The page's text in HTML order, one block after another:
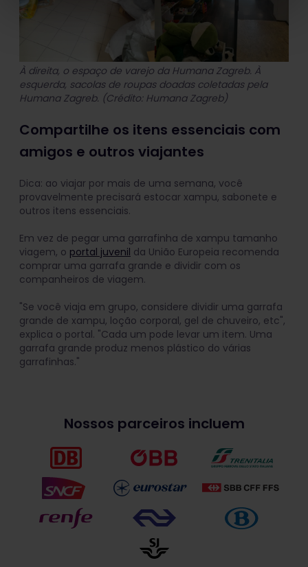
À direita, o espaço de varejo da Humana Zagreb. À
esquerda, sacolas de roupas doadas coletadas pela
Humana Zagreb. (Crédito: Humana Zagreb)
Compartilhe os itens essenciais com
amigos e outros viajantes
Dica: ao viajar por mais de uma semana, você
provavelmente precisará estocar xampu, sabonete e
outros itens essenciais.
Em vez de pegar uma garrafinha de xampu tamanho
viagem, o portal juvenil da União Europeia recomenda
comprar uma garrafa grande e dividir com os
companheiros de viagem.
"Se você viaja em grupo, considere dividir uma garrafa
grande de xampu, loção corporal, gel de chuveiro, etc",
explica o portal. "Cada um pode levar um item. Uma
garrafa grande produz menos plástico do várias
garrafinhas."
Nossos parceiros incluem